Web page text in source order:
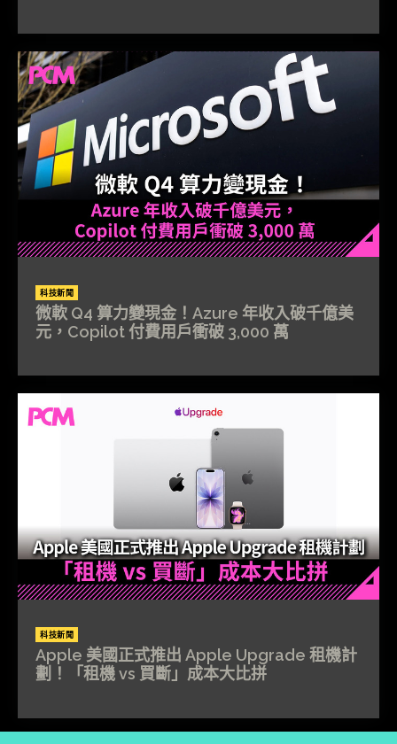
科技新聞
微軟 Q4 算力變現金！Azure 年收入破千億美
元，Copilot 付費用戶衝破 3,000 萬
科技新聞
Apple 美國正式推出 Apple Upgrade 租機計
劃！「租機 vs 買斷」成本大比拼